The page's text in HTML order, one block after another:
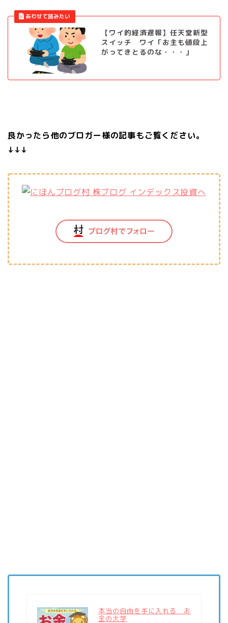
【ワイ的経済遅報】任天堂新型
スイッチ ワイ「お主も値段上
がってきとるのな・・・」
良かったら他のブロガー様の記事もご覧ください。
↓↓↓
本当の自由を手に入れる お
金の大学